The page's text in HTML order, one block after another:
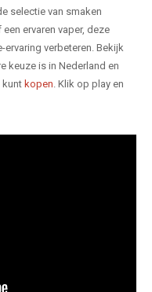
selectie van smaken
ervaren vaper, deze
verbeteren. Bekijk
keuze is in Nederland en
kunt kopen. Klik op play en